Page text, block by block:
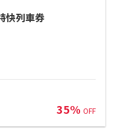
快列車券
35% OFF